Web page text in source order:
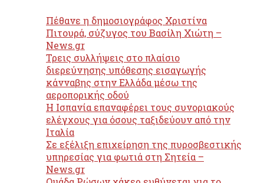
Πέθανε η δημοσιογράφος Χριστίνα
Πιτουρά, σύζυγος του Βασίλη Χιώτη –
News.gr
Τρεις συλλήψεις στο πλαίσιο
διερεύνησης υπόθεσης εισαγωγής
κάνναβης στην Ελλάδα μέσω της
αεροπορικής οδού
H Ισπανία επαναφέρει τους συνοριακούς
ελέγχους για όσους ταξιδεύουν από την
Ιταλία
Σε εξέλιξη επιχείρηση της πυροσβεστικής
υπηρεσίας για φωτιά στη Σητεία –
News.gr